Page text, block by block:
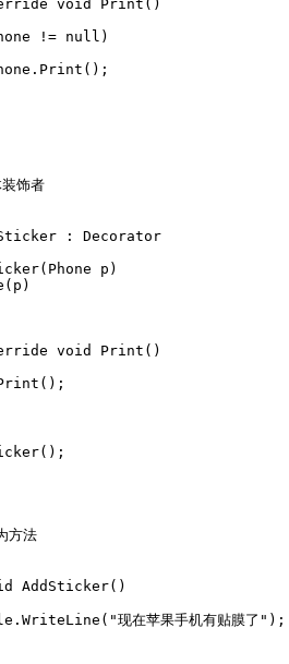
void Print()
!= null)
饰者
: Decorator
p)
void Print()
方法
AddSticker()
现在苹果手机有贴膜了");